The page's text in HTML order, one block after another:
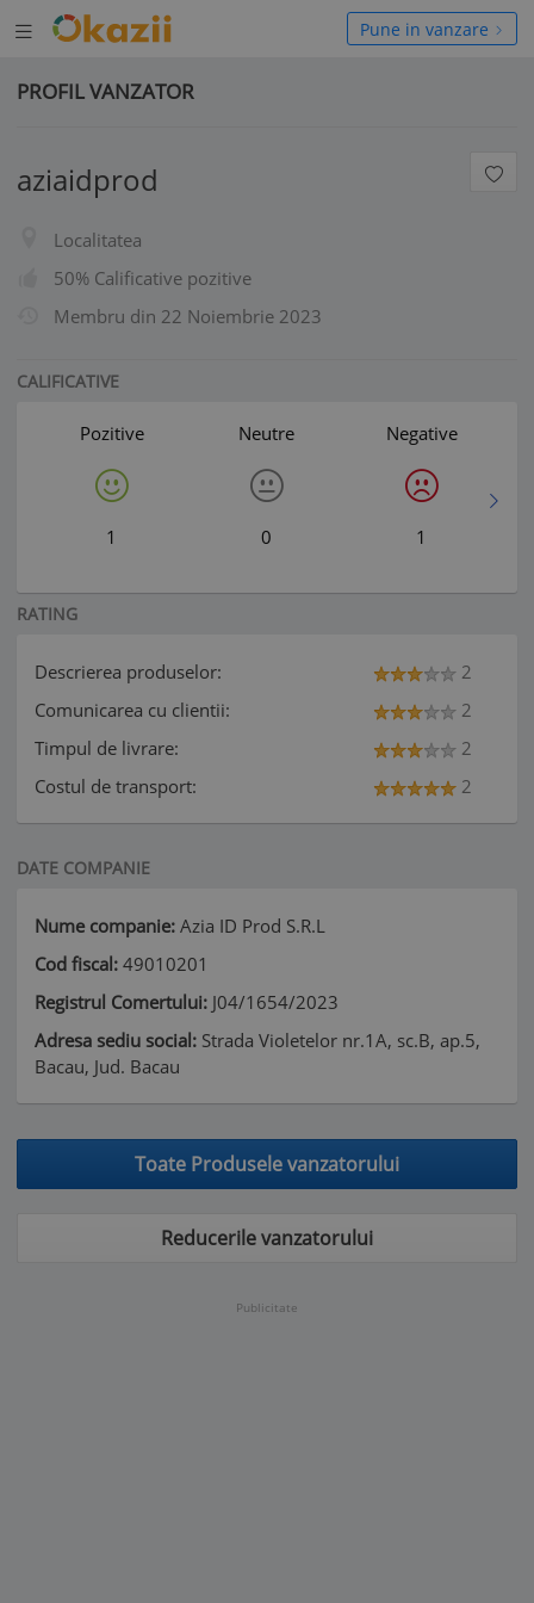
Deschide
meniul
Pune in vanzare
PROFIL VANZATOR
aziaidprod
Localitatea
50% Calificative pozitive
Membru din 22 Noiembrie 2023
CALIFICATIVE
Pozitive
1
Neutre
0
Negative
1
RATING
Descrierea produselor:
2
Comunicarea cu clientii:
2
Timpul de livrare:
2
Costul de transport:
2
DATE COMPANIE
Nume companie: Azia ID Prod S.R.L
Cod fiscal: 49010201
Registrul Comertului: J04/1654/2023
Adresa sediu social: Strada Violetelor nr.1A, sc.B, ap.5,
Bacau, Jud. Bacau
Toate Produsele vanzatorului
Reducerile vanzatorului
Publicitate